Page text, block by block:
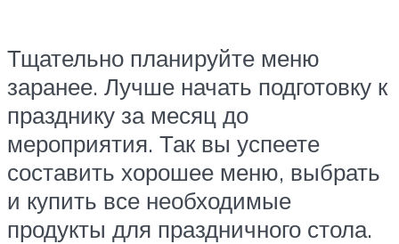
Тщательно планируйте меню
заранее. Лучше начать подготовку к
празднику за месяц до
мероприятия. Так вы успеете
составить хорошее меню, выбрать
и купить все необходимые
продукты для праздничного стола.